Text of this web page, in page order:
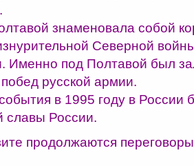
знаменовала собой
Северной
Именно под Полтавой был
русской армии.
в 1995 году в России
славы России.
продолжаются